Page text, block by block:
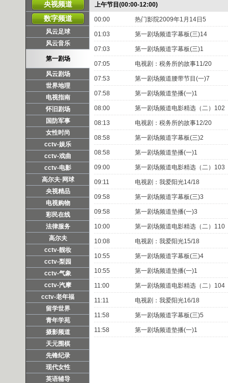
央视频道
数字频道
风云足球
风云音乐
第一剧场
风云剧场
世界地理
电视指南
怀旧剧场
国防军事
女性时尚
cctv-娱乐
cctv-戏曲
cctv-电影
高尔夫·网球
央视精品
电视购物
彩民在线
法律服务
高尔夫
cctv-靓妆
cctv-梨园
cctv-气象
cctv-汽摩
cctv-老年福
留学世界
青年学苑
摄影频道
天元围棋
先锋纪录
现代女性
英语辅导
上午节目(00:00-12:00)
00:00 热门影院2009年1月14日5
01:03 第一剧场频道字幕板(三)14
07:03 第一剧场频道字幕板(三)1
07:05 电视剧：税务所的故事11/20
07:53 第一剧场频道腰带节目(一)7
07:58 第一剧场频道垫播(一)1
08:00 第一剧场频道电影精选（二）102
08:13 电视剧：税务所的故事12/20
08:58 第一剧场频道字幕板(三)2
08:58 第一剧场频道垫播(一)1
09:00 第一剧场频道电影精选（二）103
09:11 电视剧：我爱阳光14/18
09:58 第一剧场频道字幕板(三)3
09:58 第一剧场频道垫播(一)3
10:00 第一剧场频道电影精选（二）110
10:08 电视剧：我爱阳光15/18
10:55 第一剧场频道字幕板(三)4
10:55 第一剧场频道垫播(一)1
11:00 第一剧场频道电影精选（二）104
11:11 电视剧：我爱阳光16/18
11:58 第一剧场频道字幕板(三)5
11:58 第一剧场频道垫播(一)1